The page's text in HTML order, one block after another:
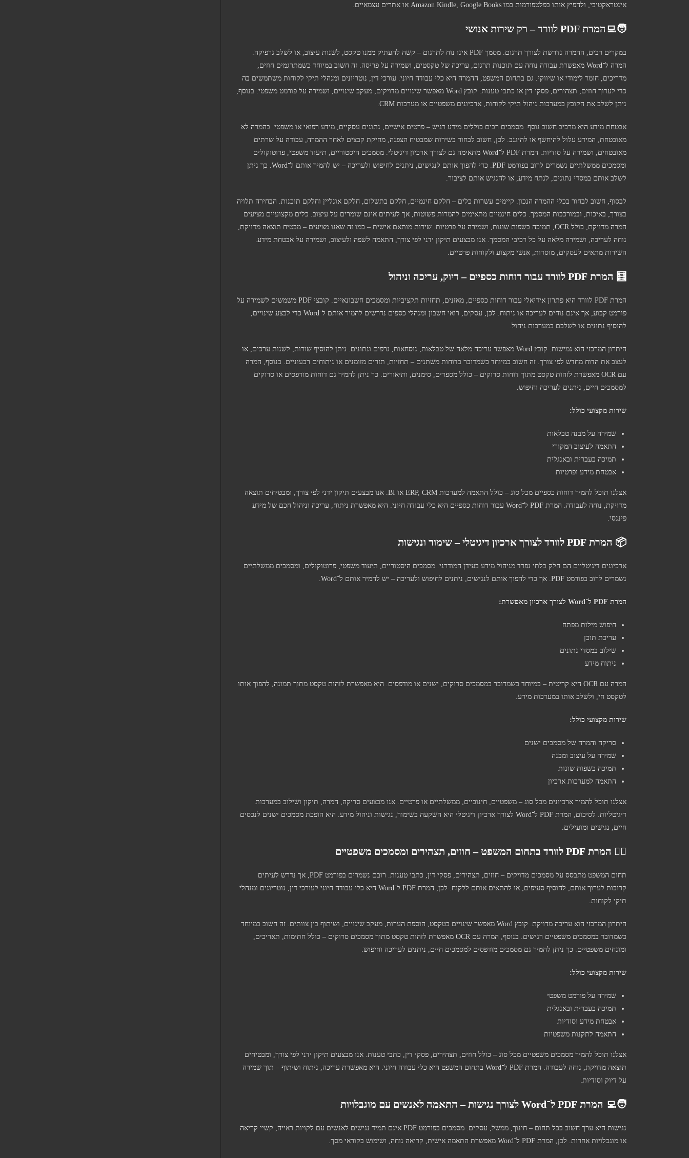
אינטראקטיבי, ולהפיץ אותו בפלטפורמות כמו Amazon Kindle, Google Books או אתרים עצמאיים.
🧑‍💻 המרת PDF לוורד – רק שירות אנושי
במקרים רבים, ההמרה נדרשת לצורך תרגום. מסמך PDF אינו נוח לתרגום – קשה להעתיק ממנו טקסט, לשנות עיצוב, או לשלב גרפיקה.
המרה ל־Word מאפשרת עבודה נוחה עם תוכנות תרגום, עריכה של טקסטים, ושמירה על פריסה. זה חשוב במיוחד כשמתרגמים חוזים,
מדריכים, חומר לימודי או שיווקי. גם בתחום המשפט, ההמרה היא כלי עבודה חיוני. עורכי דין, נוטריונים ומנהלי תיקי לקוחות משתמשים בה
כדי לערוך חוזים, תצהירים, פסקי דין או כתבי טענות. קובץ Word מאפשר שינויים מדויקים, מעקב שינויים, ושמירה על פורמט משפטי. בנוסף,
ניתן לשלב את הקובץ במערכות ניהול תיקי לקוחות, ארכיונים משפטיים או מערכות CRM.
אבטחת מידע היא מרכיב חשוב נוסף. מסמכים רבים כוללים מידע רגיש – פרטים אישיים, נתונים עסקיים, מידע רפואי או משפטי. בהמרה לא
מאובטחת, המידע עלול להיחשף או להיגנב. לכן, חשוב לבחור בשירות שמבטיח הצפנה, מחיקת קבצים לאחר ההמרה, עבודה על שרתים
מאובטחים, ושמירה על סודיות. המרת PDF ל־Word מתאימה גם לצורך ארכיון דיגיטלי. מסמכים היסטוריים, תיעוד משפטי, פרוטוקולים
ומסמכים ממשלתיים נשמרים לרוב בפורמט PDF. כדי להפוך אותם לנגישים, ניתנים לחיפוש ולעריכה – יש להמיר אותם ל־Word. כך ניתן
לשלב אותם במסדי נתונים, לנתח מידע, או להנגיש אותם לציבור.
לבסוף, חשוב לבחור בכלי ההמרה הנכון. קיימים עשרות כלים – חלקם חינמיים, חלקם בתשלום, חלקם אונליין וחלקם תוכנות. הבחירה תלויה
בצורך, באיכות, ובמורכבות המסמך. כלים חינמיים מתאימים להמרות פשוטות, אך לעיתים אינם שומרים על עיצוב. כלים מקצועיים מציעים
המרה מדויקת, כולל OCR, תמיכה בשפות שונות, ושמירה על פרטיות. שירות מותאם אישית – כמו זה שאנו מציעים – מבטיח תוצאה מדויקת,
נוחה לעריכה, ושמירה מלאה על כל רכיבי המסמך. אנו מבצעים תיקון ידני לפי צורך, התאמה לשפה ולעיצוב, ושמירה על אבטחת מידע.
השירות מתאים לעסקים, מוסדות, אנשי מקצוע ולקוחות פרטיים.
🧮 המרת PDF לוורד עבור דוחות כספיים – דיוק, עריכה וניהול
המרת PDF לוורד היא פתרון אידיאלי עבור דוחות כספיים, מאזנים, תחזיות תקציביות ומסמכים חשבונאיים. קובצי PDF משמשים לשמירה על
פורמט קבוע, אך אינם נוחים לעריכה או ניתוח. לכן, עסקים, רואי חשבון ומנהלי כספים נדרשים להמיר אותם ל־Word כדי לבצע שינויים,
להוסיף נתונים או לשלבם במערכות ניהול.
היתרון המרכזי הוא גמישות. קובץ Word מאפשר עריכה מלאה של טבלאות, נוסחאות, גרפים ונתונים. ניתן להוסיף שורות, לשנות ערכים, או
לעצב את הדוח מחדש לפי צורך. זה חשוב במיוחד כשמדובר בדוחות משתנים – תחזיות, תזרים מזומנים או ניתוחים רבעוניים. בנוסף, המרה
עם OCR מאפשרת לזהות טקסט מתוך דוחות סרוקים – כולל מספרים, סימנים, ותיאורים. כך ניתן להמיר גם דוחות מודפסים או סרוקים
למסמכים חיים, ניתנים לעריכה וחיפוש.
שירות מקצועי כולל:
שמירה על מבנה טבלאות
התאמה לעיצוב המקורי
תמיכה בעברית ובאנגלית
אבטחת מידע ופרטיות
אצלנו תוכל להמיר דוחות כספיים מכל סוג – כולל התאמה למערכות ERP, CRM או BI. אנו מבצעים תיקון ידני לפי צורך, ומבטיחים תוצאה
מדויקת, נוחה לעבודה. המרת PDF ל־Word עבור דוחות כספיים היא כלי עבודה חיוני. היא מאפשרת ניתוח, עריכה וניהול חכם של מידע
פיננסי.
📦 המרת PDF לוורד לצורך ארכיון דיגיטלי – שימור ונגישות
ארכיונים דיגיטליים הם חלק בלתי נפרד מניהול מידע בעידן המודרני. מסמכים היסטוריים, תיעוד משפטי, פרוטוקולים, ומסמכים ממשלתיים
נשמרים לרוב בפורמט PDF. אך כדי להפוך אותם לנגישים, ניתנים לחיפוש ולעריכה – יש להמיר אותם ל־Word.
המרת PDF ל־Word לצורך ארכיון מאפשרת:
חיפוש מילות מפתח
עריכת תוכן
שילוב במסדי נתונים
ניתוח מידע
המרה עם OCR היא קריטית – במיוחד כשמדובר במסמכים סרוקים, ישנים או מודפסים. היא מאפשרת לזהות טקסט מתוך תמונה, להפוך אותו
לטקסט חי, ולשלב אותו במערכות מידע.
שירות מקצועי כולל:
סריקה והמרה של מסמכים ישנים
שמירה על עיצוב ומבנה
תמיכה בשפות שונות
התאמה למערכות ארכיון
אצלנו תוכל להמיר ארכיונים מכל סוג – משפטיים, חינוכיים, ממשלתיים או פרטיים. אנו מבצעים סריקה, המרה, תיקון ושילוב במערכות
דיגיטליות. לסיכום, המרת PDF ל־Word לצורך ארכיון דיגיטלי היא השקעה בשימור, נגישות וניהול מידע. היא הופכת מסמכים ישנים לנכסים
חיים, נגישים ומועילים.
🧑‍⚖️ המרת PDF לוורד בתחום המשפט – חוזים, תצהירים ומסמכים משפטיים
תחום המשפט מתבסס על מסמכים מדויקים – חוזים, תצהירים, פסקי דין, כתבי טענות. רובם נשמרים בפורמט PDF, אך נדרש לעיתים
קרובות לערוך אותם, להוסיף סעיפים, או להתאים אותם ללקוח. לכן, המרת PDF ל־Word היא כלי עבודה חיוני לעורכי דין, נוטריונים ומנהלי
תיקי לקוחות.
היתרון המרכזי הוא עריכה מדויקת. קובץ Word מאפשר שינויים בטקסט, הוספת הערות, מעקב שינויים, ושיתוף בין צוותים. זה חשוב במיוחד
כשמדובר במסמכים משפטיים רגישים. בנוסף, המרה עם OCR מאפשרת לזהות טקסט מתוך מסמכים סרוקים – כולל חתימות, תאריכים,
ומונחים משפטיים. כך ניתן להמיר גם מסמכים מודפסים למסמכים חיים, ניתנים לעריכה וחיפוש.
שירות מקצועי כולל:
שמירה על פורמט משפטי
תמיכה בעברית ובאנגלית
אבטחת מידע וסודיות
התאמה לתקנות משפטיות
אצלנו תוכל להמיר מסמכים משפטיים מכל סוג – כולל חוזים, תצהירים, פסקי דין, כתבי טענות. אנו מבצעים תיקון ידני לפי צורך, ומבטיחים
תוצאה מדויקת, נוחה לעבודה. המרת PDF ל־Word בתחום המשפט היא כלי עבודה חיוני. היא מאפשרת עריכה, ניתוח ושיתוף – תוך שמירה
על דיוק וסודיות.
🧑‍💻 המרת PDF ל־Word לצורך נגישות – התאמה לאנשים עם מוגבלויות
נגישות היא ערך חשוב בכל תחום – חינוך, ממשל, עסקים. מסמכים בפורמט PDF אינם תמיד נגישים לאנשים עם לקויות ראייה, קשיי קריאה
או מוגבלויות אחרות. לכן, המרת PDF ל־Word מאפשרת התאמה אישית, קריאה נוחה, ושימוש בקוראי מסך.